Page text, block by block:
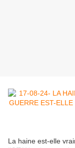
La haine est-elle